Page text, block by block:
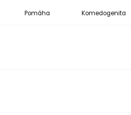
Pomáha Komedogenita